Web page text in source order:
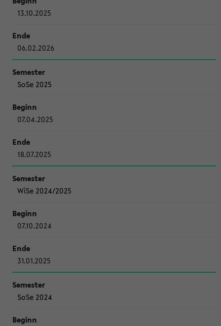
13.10.2025
06.02.2026
SoSe 2025
07.04.2025
18.07.2025
WiSe 2024/2025
07.10.2024
31.01.2025
SoSe 2024